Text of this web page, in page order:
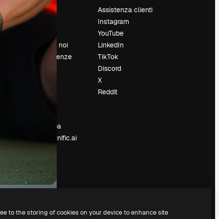
Prezzi
Chi siamo
Lavora con noi
Cerca tendenze
Slidesgo
Sala stampa
Cerchi magnific.ai
Assistenza clienti
Instagram
YouTube
LinkedIn
TikTok
Discord
X
Reddit
to the storing of cookies on your device to enhance site